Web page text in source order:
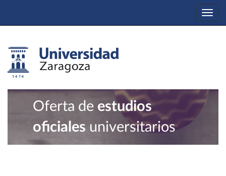
Oferta de estudios
oficiales universitarios